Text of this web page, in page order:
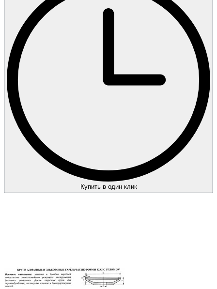
Купить в один клик